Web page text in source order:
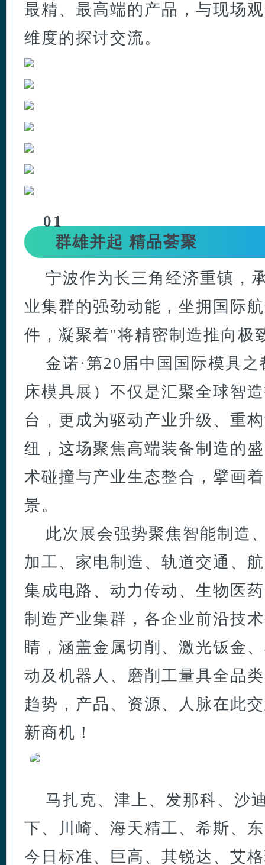
最精、最高端的产品，与现场
维度的探讨交流。
01
群雄并起 精品荟聚
宁波作为长三角经济重镇，
业集群的强劲动能，坐拥国际
件，凝聚着"将精密制造推向极
金诺·第20届中国国际模具
床模具展）不仅是汇聚全球智
台，更成为驱动产业升级、重
纽，这场聚焦高端装备制造的
术碰撞与产业生态整合，擘画
景。
此次展会强势聚焦智能制造
加工、家电制造、轨道交通、
集成电路、动力传动、生物医
制造产业集群，各企业前沿技
睛，涵盖金属切削、激光钣金
动及机器人、磨削工量具全品
趋势，产品、资源、人脉在此
新商机！
马扎克、津上、发那科、沙
下、川崎、海天精工、希斯、
今日标准、巨高、其锐达、艾